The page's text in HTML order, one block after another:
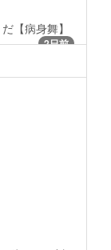
【病身舞】
2日前